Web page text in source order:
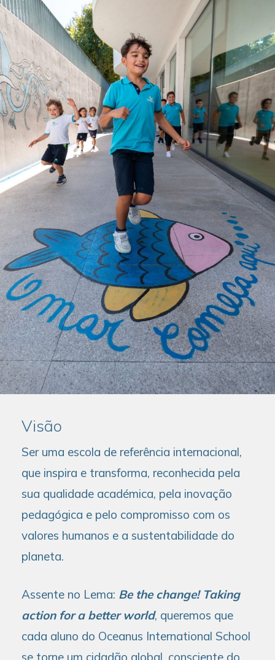
Visão
Ser uma escola de referência internacional,
que inspira e transforma, reconhecida pela
sua qualidade académica, pela inovação
pedagógica e pelo compromisso com os
valores humanos e a sustentabilidade do
planeta.
Assente no Lema: Be the change! Taking
action for a better world, queremos que
cada aluno do Oceanus International School
se torne um cidadão global, consciente do